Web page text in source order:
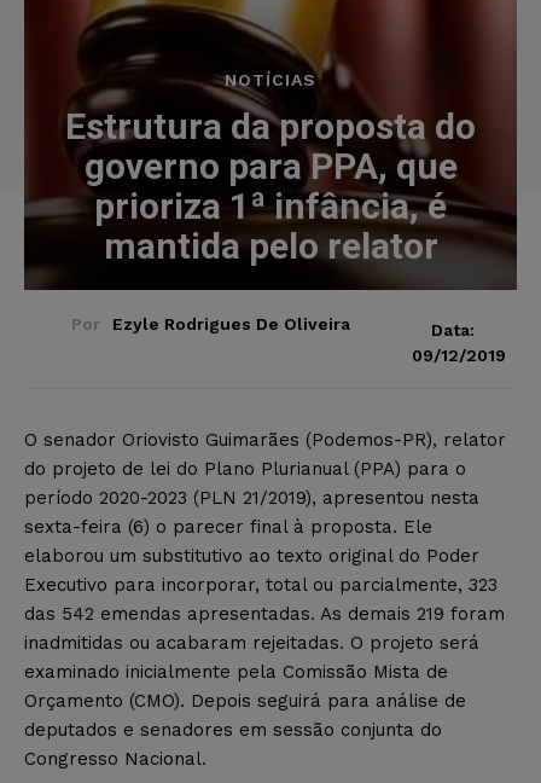
NOTÍCIAS
Estrutura da proposta do
governo para PPA, que
prioriza 1ª infância, é
mantida pelo relator
Por Ezyle Rodrigues De Oliveira
Data:
09/12/2019
O senador Oriovisto Guimarães (Podemos-PR), relator
do projeto de lei do Plano Plurianual (PPA) para o
período 2020-2023 (PLN 21/2019), apresentou nesta
sexta-feira (6) o parecer final à proposta. Ele
elaborou um substitutivo ao texto original do Poder
Executivo para incorporar, total ou parcialmente, 323
das 542 emendas apresentadas. As demais 219 foram
inadmitidas ou acabaram rejeitadas. O projeto será
examinado inicialmente pela Comissão Mista de
Orçamento (CMO). Depois seguirá para análise de
deputados e senadores em sessão conjunta do
Congresso Nacional.